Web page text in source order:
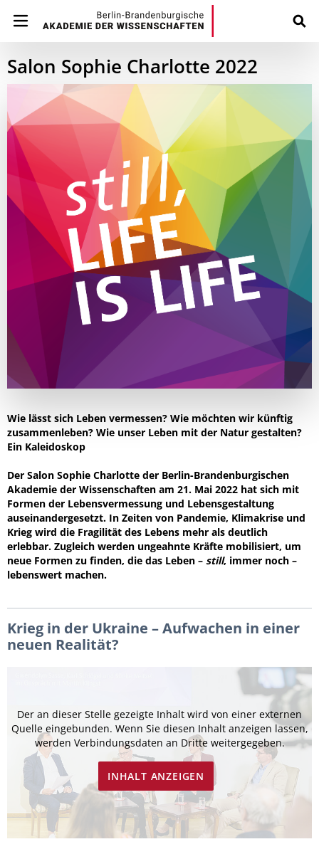
Salon Sophie Charlotte 2022
Wie lässt sich Leben vermessen? Wie möchten wir künftig
zusammenleben? Wie unser Leben mit der Natur gestalten?
Ein Kaleidoskop
Der Salon Sophie Charlotte der Berlin-Brandenburgischen
Akademie der Wissenschaften am 21. Mai 2022 hat sich mit
Formen der Lebensvermessung und Lebensgestaltung
auseinandergesetzt. In Zeiten von Pandemie, Klimakrise und
Krieg wird die Fragilität des Lebens mehr als deutlich
erlebbar. Zugleich werden ungeahnte Kräfte mobilisiert, um
neue Formen zu finden, die das Leben – still, immer noch –
lebenswert machen.
Krieg in der Ukraine – Aufwachen in einer
neuen Realität?
Der an dieser Stelle gezeigte Inhalt wird von einer externen
Quelle eingebunden. Wenn Sie diesen Inhalt anzeigen lassen,
werden Verbindungsdaten an Dritte weitergegeben.
INHALT ANZEIGEN